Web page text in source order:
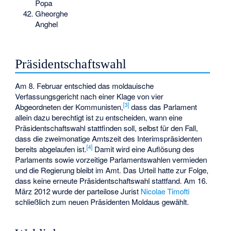
Popa
Gheorghe
Anghel
Präsidentschaftswahl
Am 8. Februar entschied das moldauische
Verfassungsgericht nach einer Klage von vier
Abgeordneten der Kommunisten,[3] dass das Parlament
allein dazu berechtigt ist zu entscheiden, wann eine
Präsidentschaftswahl stattfinden soll, selbst für den Fall,
dass die zweimonatige Amtszeit des Interimspräsidenten
bereits abgelaufen ist.[4] Damit wird eine Auflösung des
Parlaments sowie vorzeitige Parlamentswahlen vermieden
und die Regierung bleibt im Amt. Das Urteil hatte zur Folge,
dass keine erneute Präsidentschaftswahl stattfand. Am 16.
März 2012 wurde der parteilose Jurist Nicolae Timofti
schließlich zum neuen Präsidenten Moldaus gewählt.